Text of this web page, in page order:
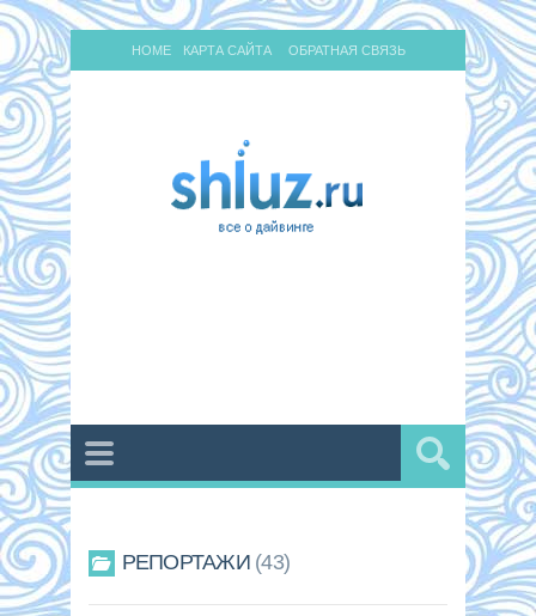
HOME КАРТА САЙТА ОБРАТНАЯ СВЯЗЬ
РЕПОРТАЖИ 43